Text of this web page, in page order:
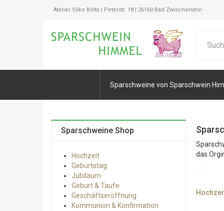
Atelier Silke Bölts | Peterstr. 18 | 26160 Bad Zwischenahn
Sparschweine von Sparschwein
das
Sparschweine Shop
Hochzeit
Geburtstag
Jubiläum
Geburt & Taufe
Geschäftseröffnung
Kommunion & Konfirmation